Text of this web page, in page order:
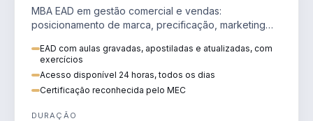
MBA EAD em gestão comercial e vendas:
posicionamento de marca, precificação, marketing
EAD com aulas gravadas, apostiladas e atualizadas, com
exercícios
Acesso disponível 24 horas, todos os dias
Certificação reconhecida pelo MEC
DURAÇÃO